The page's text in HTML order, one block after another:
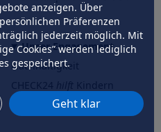
anzeigen. Über
Präferenzen
jederzeit möglich. Mit
Cookies” werden lediglich
gespeichert.
Geht klar
Unser Engagement
Nachhaltigkeit
CHECK24hilftder Natur